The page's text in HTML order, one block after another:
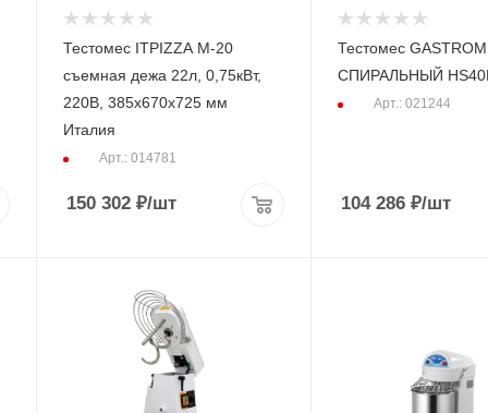
Тестомес ITPIZZA M-20
съемная дежа 22л, 0,75кВт,
220В, 385x670x725 мм
Италия
Арт.: 014781
150 302₽/шт
Тестомес
СПИРАЛЬНЫЙ
Арт.: 021244
104 286₽/шт